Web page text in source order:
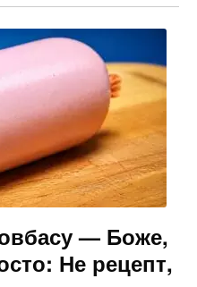
— Боже,
Не рецепт,